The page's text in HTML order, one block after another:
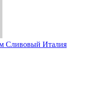
Сливовый Италия